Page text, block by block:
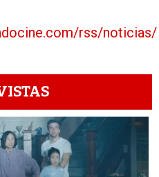
rss/noticias/
1